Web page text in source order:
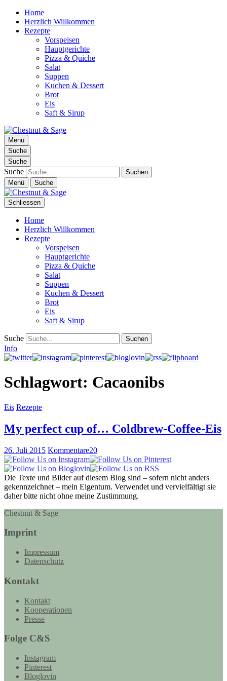
Home
Herzlich Willkommen
Rezepte
Vorspeisen
Hauptgerichte
Pizza & Quiche
Salat
Suppen
Kuchen & Dessert
Brot
Eis
Saft & Sirup
Chestnut & Sage
Foodblog | essen. trinken. genießen.
Menü
Suche
Suche
Suche
Menü Suche
Schliessen
Home
Herzlich Willkommen
Rezepte
Vorspeisen
Hauptgerichte
Pizza & Quiche
Salat
Suppen
Kuchen & Dessert
Brot
Eis
Saft & Sirup
Suche
Info
Schlagwort: Cacaonibs
Eis Rezepte
My perfect cup of… Coldbrew-Coffee-Eis
26. Juli 2015 Kommentare20
Die Texte und Bilder auf diesem Blog sind – sofern nicht anders
gekennzeichnet – mein Eigentum. Verwendet und vervielfältigt sie
daher bitte nicht ohne meine Zustimmung.
Chestnut & Sage
Imprint
Impressum
Datenschutz
Kontakt
Kontakt
Kooperationen
Presse
Folge C&S
Instagram
Pinterest
Bloglovin